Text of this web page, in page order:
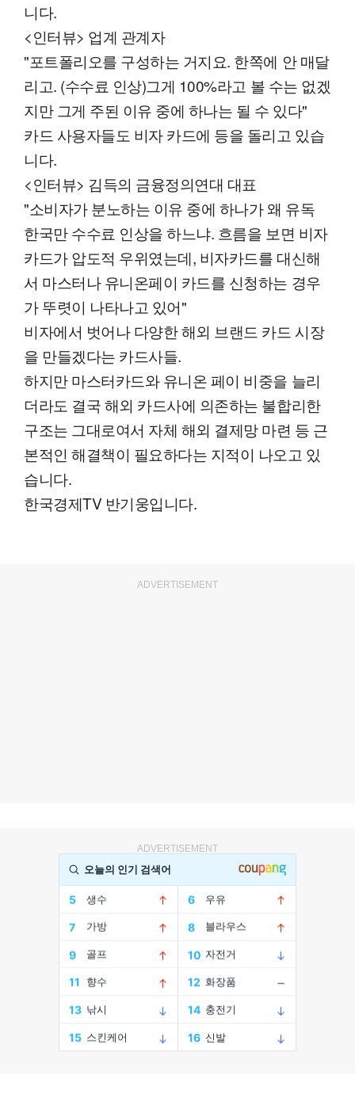
니다.
<인터뷰> 업계 관계자
"포트폴리오를 구성하는 거지요. 한쪽에 안 매달
리고. (수수료 인상)그게 100%라고 볼 수는 없겠
지만 그게 주된 이유 중에 하나는 될 수 있다"
카드 사용자들도 비자 카드에 등을 돌리고 있습
니다.
<인터뷰> 김득의 금융정의연대 대표
"소비자가 분노하는 이유 중에 하나가 왜 유독
한국만 수수료 인상을 하느냐. 흐름을 보면 비자
카드가 압도적 우위였는데, 비자카드를 대신해
서 마스터나 유니온페이 카드를 신청하는 경우
가 뚜렷이 나타나고 있어"
비자에서 벗어나 다양한 해외 브랜드 카드 시장
을 만들겠다는 카드사들.
하지만 마스터카드와 유니온 페이 비중을 늘리
더라도 결국 해외 카드사에 의존하는 불합리한
구조는 그대로여서 자체 해외 결제망 마련 등 근
본적인 해결책이 필요하다는 지적이 나오고 있
습니다.
한국경제TV 반기웅입니다.
ADVERTISEMENT
ADVERTISEMENT